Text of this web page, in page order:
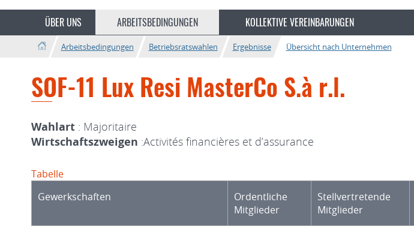
ÜBER UNS ARBEITSBEDINGUNGEN KOLLEKTIVE VEREINBARUNGEN
Arbeitsbedingungen Betriebsratswahlen Ergebnisse Übersicht nach Unternehmen
SOF-11 Lux Resi MasterCo S.à r.l.
Wahlart : Majoritaire
Wirtschaftszweigen :Activités financières et d’assurance
Tabelle
Gewerkschaften
Ordentliche
Mitglieder
Stellvertretende
Mitglieder